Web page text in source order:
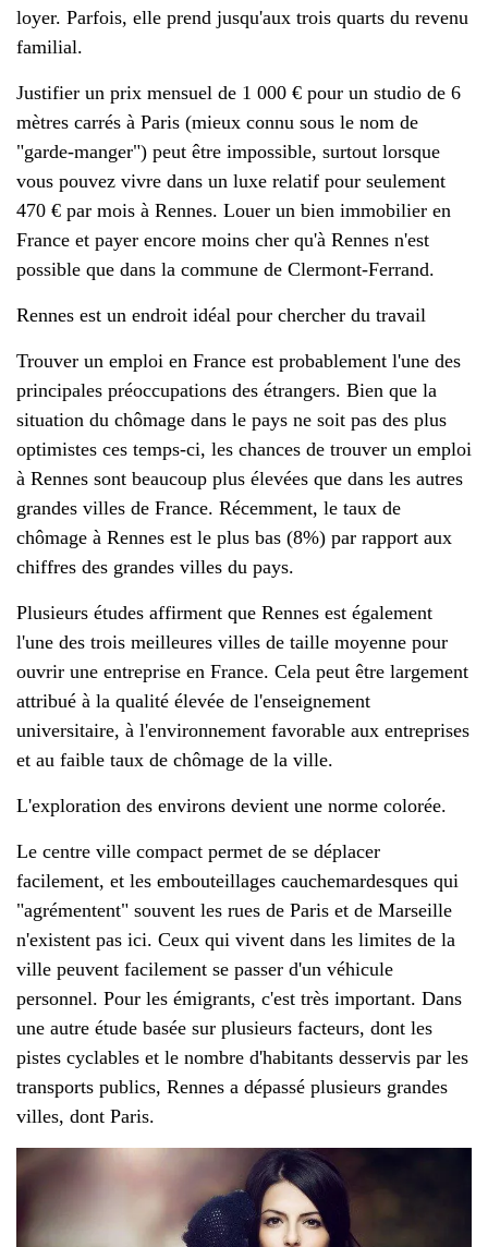
loyer. Parfois, elle prend jusqu'aux trois quarts du revenu
familial.
Justifier un prix mensuel de 1 000 € pour un studio de 6
mètres carrés à Paris (mieux connu sous le nom de
"garde-manger") peut être impossible, surtout lorsque
vous pouvez vivre dans un luxe relatif pour seulement
470 € par mois à Rennes. Louer un bien immobilier en
France et payer encore moins cher qu'à Rennes n'est
possible que dans la commune de Clermont-Ferrand.
Rennes est un endroit idéal pour chercher du travail
Trouver un emploi en France est probablement l'une des
principales préoccupations des étrangers. Bien que la
situation du chômage dans le pays ne soit pas des plus
optimistes ces temps-ci, les chances de trouver un emploi
à Rennes sont beaucoup plus élevées que dans les autres
grandes villes de France. Récemment, le taux de
chômage à Rennes est le plus bas (8%) par rapport aux
chiffres des grandes villes du pays.
Plusieurs études affirment que Rennes est également
l'une des trois meilleures villes de taille moyenne pour
ouvrir une entreprise en France. Cela peut être largement
attribué à la qualité élevée de l'enseignement
universitaire, à l'environnement favorable aux entreprises
et au faible taux de chômage de la ville.
L'exploration des environs devient une norme colorée.
Le centre ville compact permet de se déplacer
facilement, et les embouteillages cauchemardesques qui
"agrémentent" souvent les rues de Paris et de Marseille
n'existent pas ici. Ceux qui vivent dans les limites de la
ville peuvent facilement se passer d'un véhicule
personnel. Pour les émigrants, c'est très important. Dans
une autre étude basée sur plusieurs facteurs, dont les
pistes cyclables et le nombre d'habitants desservis par les
transports publics, Rennes a dépassé plusieurs grandes
villes, dont Paris.